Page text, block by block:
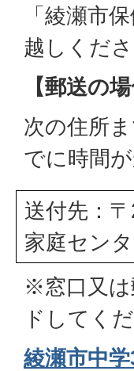
「綾瀬市
越しくださ
【郵送の場
次の住所
でに時間
送付先：
家庭セン
※窓口又は
ドしてく
綾瀬市中